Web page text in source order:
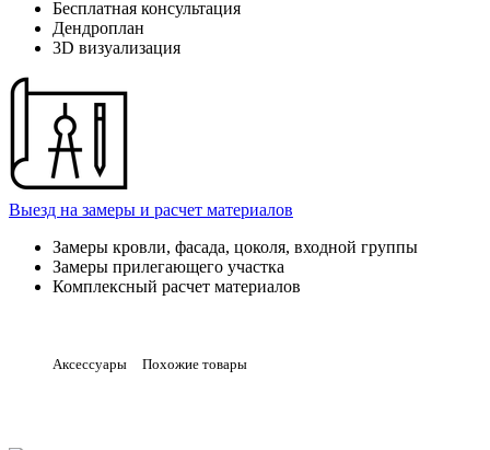
Бесплатная консультация
Дендроплан
3D визуализация
Выезд на замеры и расчет материалов
Замеры кровли, фасада, цоколя, входной группы
Замеры прилегающего участка
Комплексный расчет материалов
Аксессуары Похожие товары